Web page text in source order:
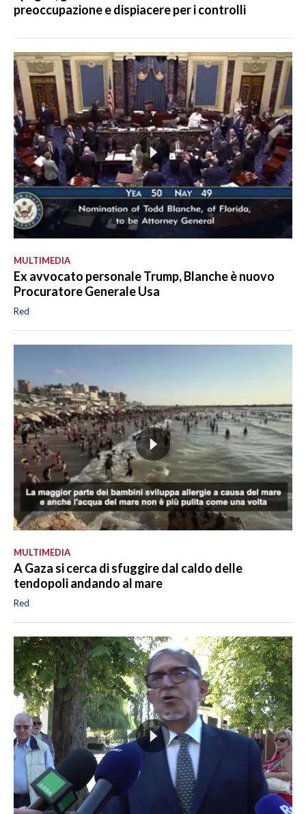
preoccupazione e dispiacere per i controlli
MULTIMEDIA
Ex avvocato personale Trump, Blanche è nuovo
Procuratore Generale Usa
Red
MULTIMEDIA
A Gaza si cerca di sfuggire dal caldo delle
tendopoli andando al mare
Red